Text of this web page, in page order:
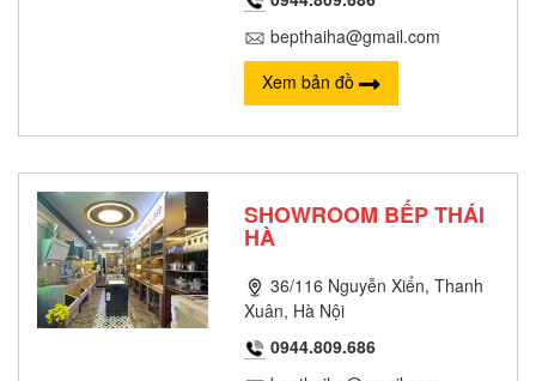
bepthaiha@gmail.com
Xem bản đồ
SHOWROOM BẾP THÁI
HÀ
36/116 Nguyễn Xiển, Thanh
Xuân, Hà Nội
0944.809.686